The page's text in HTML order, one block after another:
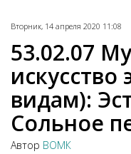
Вторник, 14 апреля 2020 11:08
53.02.07
искусство
видам):
Сольное
Автор ВОМК